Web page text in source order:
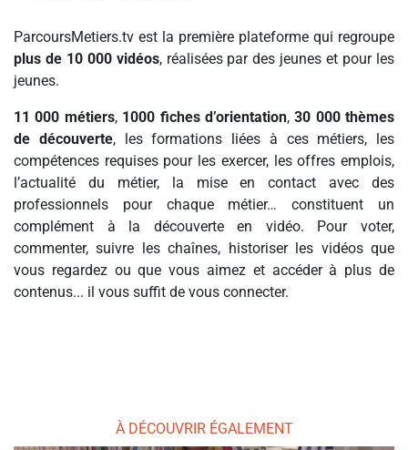
ParcoursMetiers.tv est la première plateforme qui regroupe
plus de 10 000 vidéos, réalisées par des jeunes et pour les
jeunes.
11 000 métiers, 1000 fiches d’orientation,30 000 thèmes
de découverte, les formations liées à ces métiers, les
compétences requises pour les exercer, les offres emplois,
l’actualité du métier, la mise en contact avec des
professionnels pour chaque métier… constituent un
complément à la découverte en vidéo. Pour voter,
commenter, suivre les chaînes, historiser les vidéos que
vous regardez ou que vous aimez et accéder à plus de
contenus... il vous suffit de vous connecter.
À DÉCOUVRIR ÉGALEMENT